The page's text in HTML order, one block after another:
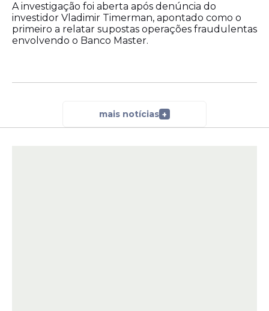
A investigação foi aberta após denúncia do
investidor Vladimir Timerman, apontado como o
primeiro a relatar supostas operações fraudulentas
envolvendo o Banco Master.
mais notícias +